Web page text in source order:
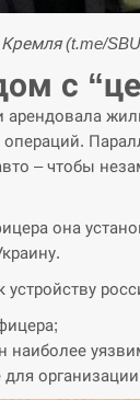
(t.me/
с
арендовала
– чтобы
она
наиболее